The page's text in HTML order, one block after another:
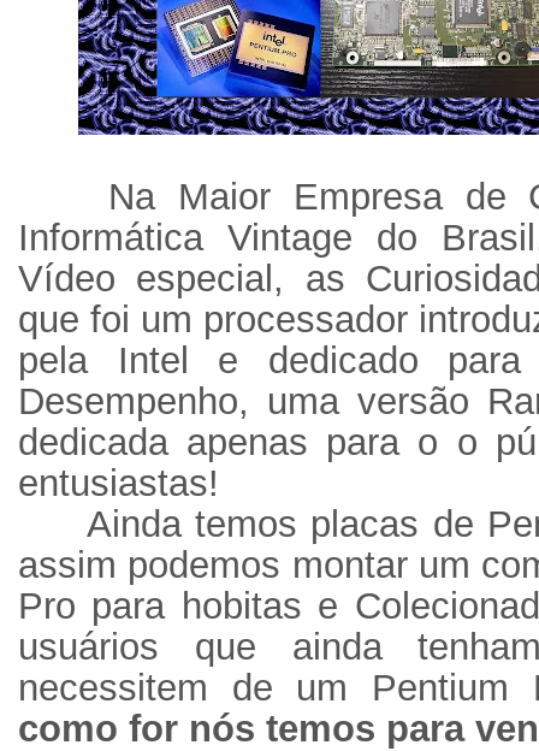
Na Maior Empresa de
Informática Vintage do
Vídeo especial, as
que foi um processador
pela Intel e dedicado
Desempenho, uma versão
dedicada apenas para o o
entusiastas!
Ainda temos placas de
assim podemos montar um
Pro para hobitas e
usuários que ainda
necessitem de um
como for nós temos para